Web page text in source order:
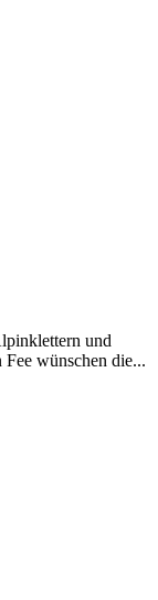
und
wünschen die...